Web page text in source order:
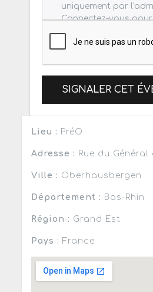
SIGNALER CET
Lieu : PréO
Adresse : Rue du Général
Ville : Oberhausbergen
Département : Bas-Rhin
Région : Grand Est
Pays : France